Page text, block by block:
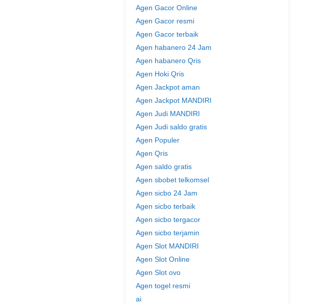
Agen Gacor Online
Agen Gacor resmi
Agen Gacor terbaik
Agen habanero 24 Jam
Agen habanero Qris
Agen Hoki Qris
Agen Jackpot aman
Agen Jackpot MANDIRI
Agen Judi MANDIRI
Agen Judi saldo gratis
Agen Populer
Agen Qris
Agen saldo gratis
Agen sbobet telkomsel
Agen sicbo 24 Jam
Agen sicbo terbaik
Agen sicbo tergacor
Agen sicbo terjamin
Agen Slot MANDIRI
Agen Slot Online
Agen Slot ovo
Agen togel resmi
ai